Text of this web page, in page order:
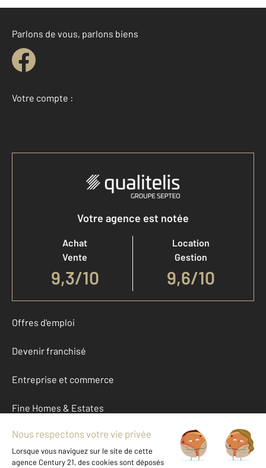
Parlons de vous, parlons biens
Votre compte :
Accéder à mon compte
Votre agence est notée
Achat
Vente
9,3/10
Location
Gestion
9,6/10
Offres d'emploi
Devenir franchisé
Entreprise et commerce
Fine Homes & Estates
À propos
International